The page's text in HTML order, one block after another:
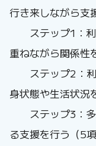
行き来しながら支
ステップ1：利
重ねながら関係性
ステップ2：利
身状態や生活状況
ステップ3：多
る支援を行う（5項